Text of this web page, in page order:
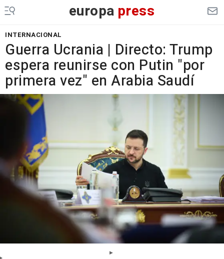
europa press
INTERNACIONAL
Guerra Ucrania | Directo: Trump
espera reunirse con Putin "por
primera vez" en Arabia Saudí